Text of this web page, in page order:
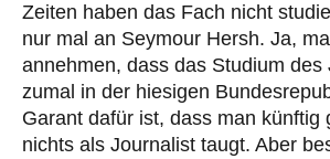
Zeiten haben das Fach nicht
nur mal an Seymour Hersh. Ja,
annehmen, dass das Studium des
zumal in der hiesigen
Garant dafür ist, dass man künftig
nichts als Journalist taugt. Aber